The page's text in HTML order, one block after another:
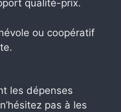
qualité-prix.
ou coopératif
les dépenses
pas à les